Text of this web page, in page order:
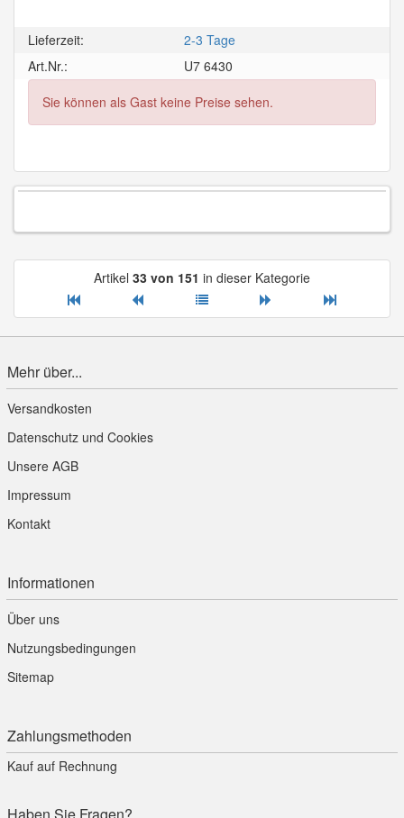
Lieferzeit:
2-3 Tage
Art.Nr.:
U7 6430
Sie können als Gast keine Preise sehen.
Artikel 33 von 151 in dieser Kategorie
Mehr über...
Versandkosten
Datenschutz und Cookies
Unsere AGB
Impressum
Kontakt
Informationen
Über uns
Nutzungsbedingungen
Sitemap
Zahlungsmethoden
Kauf auf Rechnung